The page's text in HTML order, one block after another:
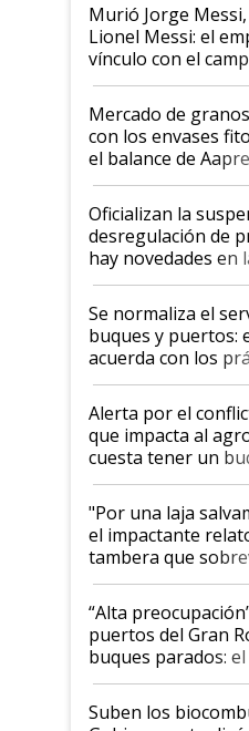
Murió Jorge
Lionel Messi: el
vínculo con el
Mercado de
con los envases
el balance de
Posta
Oficializan la
desregulación de
hay novedades en
la hidrovía
Se normaliza el
buques y puertos:
acuerda con los
suspende el
desregulación
Alerta por el
que impacta al
cuesta tener un
y el peligro de
pase a ser "país
"Por una laja
el impactante
tambera que
tornado
“Alta
puertos del Gran
buques parados: el
funcionamiento de
exportadoras en
la medida de
Suben los